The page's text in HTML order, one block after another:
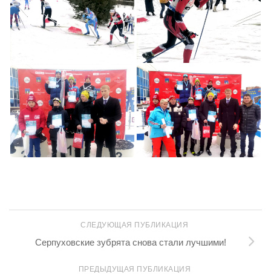
СЛЕДУЮЩАЯ ПУБЛИКАЦИЯ
Серпуховские зубрята снова стали лучшими!
ПРЕДЫДУЩАЯ ПУБЛИКАЦИЯ